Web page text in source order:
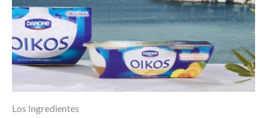
Los Ingredientes